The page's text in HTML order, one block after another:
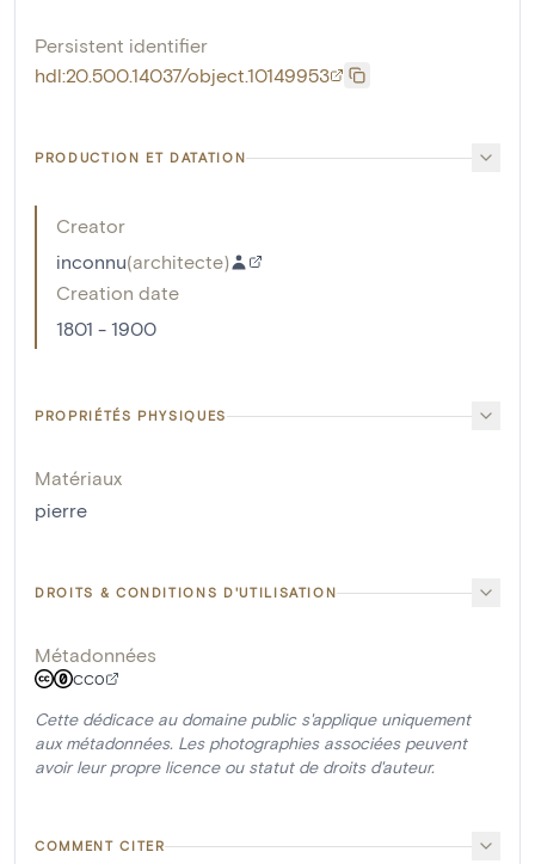
Persistent identifier
hdl:20.500.14037/object.10149953
PRODUCTION ET DATATION
Creator
inconnu(architecte)
Creation date
1801 - 1900
PROPRIÉTÉS PHYSIQUES
Matériaux
pierre
DROITS & CONDITIONS D'UTILISATION
Métadonnées
CC0
Cette dédicace au domaine public s'applique uniquement
aux métadonnées. Les photographies associées peuvent
avoir leur propre licence ou statut de droits d'auteur.
COMMENT CITER